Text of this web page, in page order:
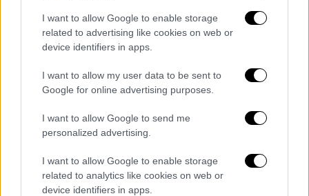
I want to allow Google to enable storage
related to advertising like cookies on web or
device identifiers in apps.
I want to allow my user data to be sent to
Google for online advertising purposes.
I want to allow Google to send me
personalized advertising.
I want to allow Google to enable storage
related to analytics like cookies on web or
device identifiers in apps.
καλύτερα δεν γίνεται! Δεν υπάρχει "γιατί",
όλα τέλεια, Γρηγόρη μου. Σε αγαπώ πολύ —
με χιούμορ στην κάμερα του ΑΝΤ1.